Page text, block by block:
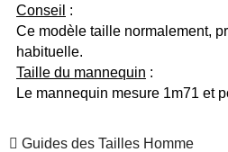
Conseil :
Ce modèle taille normalement,
habituelle.
Taille du mannequin :
Le mannequin mesure 1m71 et
Guides des Tailles Homme